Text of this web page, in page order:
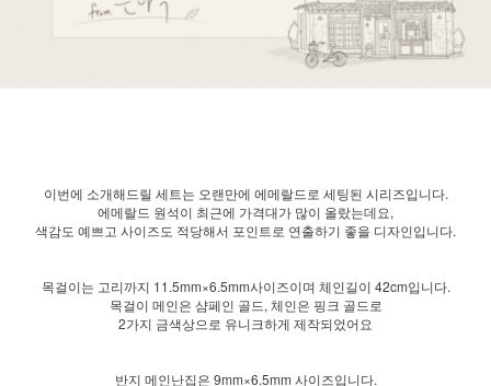
이번에 소개해드릴 세트는 오랜만에 에메랄드로 세팅된 시리즈입니다.
에메랄드 원석이 최근에 가격대가 많이 올랐는데요,
색감도 예쁘고 사이즈도 적당해서 포인트로 연출하기 좋을 디자인입니다.
목걸이는 고리까지 11.5mm×6.5mm사이즈이며 체인길이 42cm입니다.
목걸이 메인은 샴페인 골드, 체인은 핑크 골드로
2가지 금색상으로 유니크하게 제작되었어요
반지 메인난집은 9mm×6.5mm 사이즈입니다.